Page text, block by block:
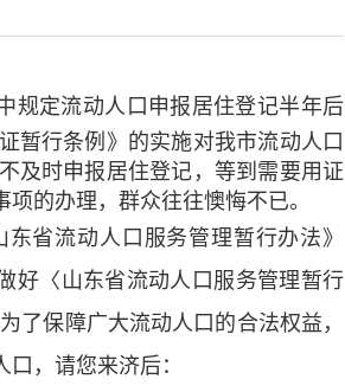
定流动人口申报居住登记半年后
暂行条例》的实施对我市流动人口
及时申报居住登记，等到需要用证
的办理，群众往往懊悔不已。
省流动人口服务管理暂行办法》
好〈山东省流动人口服务管理暂行
保障广大流动人口的合法权益，
，请您来济后：